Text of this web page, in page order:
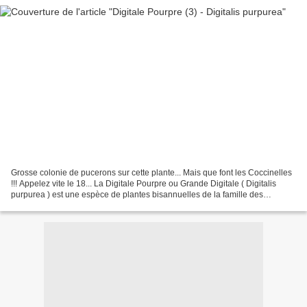
Grosse colonie de pucerons sur cette plante... Mais que font les Coccinelles
!!! Appelez vite le 18... La Digitale Pourpre ou Grande Digitale ( Digitalis
purpurea ) est une espèce de plantes bisannuelles de la famille des